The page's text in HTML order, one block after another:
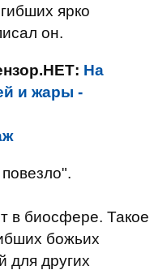
ярко
он.
На
и жары -
в биосфере. Такое
божьих
для других